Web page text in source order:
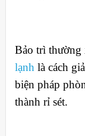
Bảo trì thường
lạnh là cách
biện pháp
thành rỉ sét.